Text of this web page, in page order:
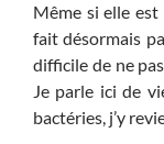
Même si elle
fait désormais
difficile de ne
Je parle ici de
bactéries, j’y